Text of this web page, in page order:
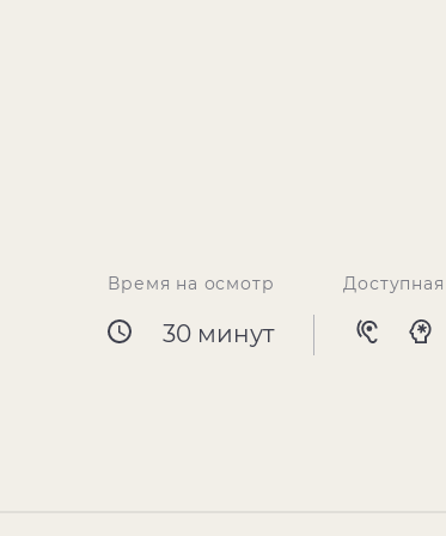
Время на осмотр
30 минут